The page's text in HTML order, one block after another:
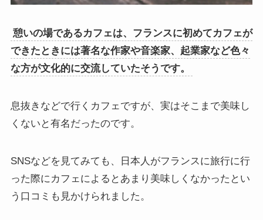
憩いの場であるカフェは、フランスに初めてカフェが
できたときには著名な作家や音楽家、起業家など色々
な方が文化的に交流していたそうです。
息抜きなどで行くカフェですが、実はそこまで美味し
くないと有名だったのです。
SNSなどを見てみても、日本人がフランスに旅行に行
った際にカフェによるとあまり美味しくなかったとい
う口コミも見かけられました。